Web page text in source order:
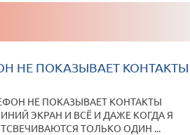
НЕ ПОКАЗЫВАЕТ КОНТАКТЫ
НЕ ПОКАЗЫВАЕТ КОНТАКТЫ
ЭКРАН И ВСЁ И ДАЖЕ КОГДА Я
ТОЛЬКО ОДИН ...